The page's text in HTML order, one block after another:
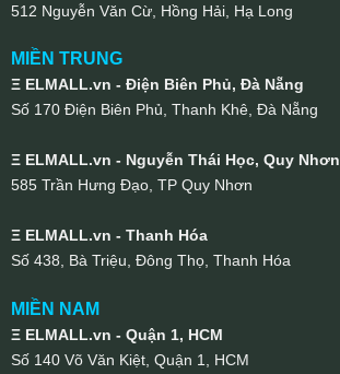
512 Nguyễn Văn Cừ, Hồng Hải, Hạ Long
MIỀN TRUNG
Ξ ELMALL.vn - Điện Biên Phủ, Đà Nẵng
Số 170 Điện Biên Phủ, Thanh Khê, Đà Nẵng
Ξ ELMALL.vn - Nguyễn Thái Học, Quy Nhơn
585 Trần Hưng Đạo, TP Quy Nhơn
Ξ ELMALL.vn - Thanh Hóa
Số 438, Bà Triệu, Đông Thọ, Thanh Hóa
MIỀN NAM
Ξ ELMALL.vn - Quận 1, HCM
Số 140 Võ Văn Kiệt, Quận 1, HCM